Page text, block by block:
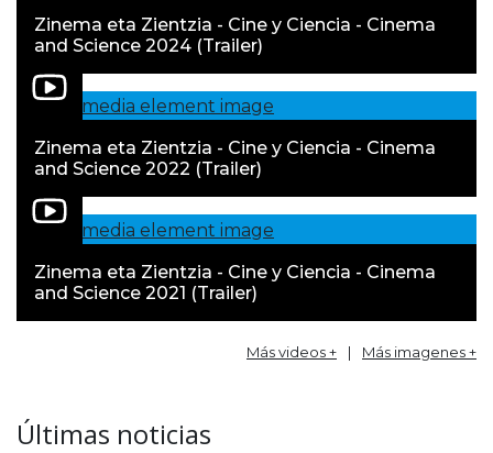
Zinema eta Zientzia - Cine y Ciencia - Cinema
and Science 2024 (Trailer)
Zinema eta Zientzia - Cine y Ciencia - Cinema
and Science 2022 (Trailer)
Zinema eta Zientzia - Cine y Ciencia - Cinema
and Science 2021 (Trailer)
Más videos + | Más imagenes +
Últimas noticias